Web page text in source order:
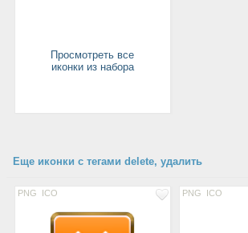
Просмотреть все
иконки из набора
Еще иконки с тегами delete, удалить
PNG ICO PNG ICO